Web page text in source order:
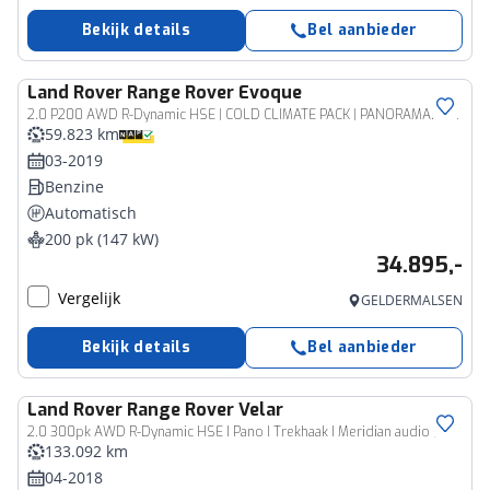
Bekijk details Bel aanbieder
Land Rover Range Rover Evoque
2.0 P200 AWD R-Dynamic HSE | COLD CLIMATE PACK | PANORAMADAK | HEAD UP | DAB | APPLE | STUURVERWARMING
59.823 km
03-2019
Benzine
Automatisch
200 pk (147 kW)
34.895,-
Vergelijk GELDERMALSEN
Bekijk details Bel aanbieder
Land Rover Range Rover Velar
2.0 300pk AWD R-Dynamic HSE I Pano I Trekhaak I Meridian audio | Camera | Carplay |
133.092 km
04-2018